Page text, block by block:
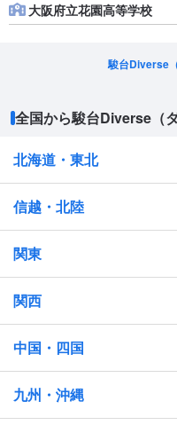
大阪府立花園高等学校
駿台Diverse
全国から駿台Diverse（
北海道・東北
信越・北陸
関東
関西
中国・四国
九州・沖縄